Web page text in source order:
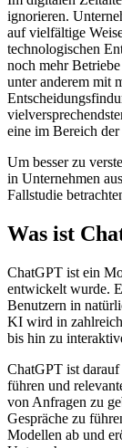
ignorieren.
auf vielfältige
technologischen
noch mehr
unter anderem mit
eine im Bereich
Um besser zu
in Unternehmen
Fallstudie
Was ist
ChatGPT ist ein
entwickelt wurde.
Benutzern in
KI wird in
bis hin zu
ChatGPT ist
führen und
von Anfragen zu
Gespräche zu
Modellen ab und